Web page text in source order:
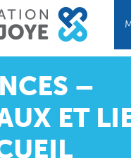
–
ET